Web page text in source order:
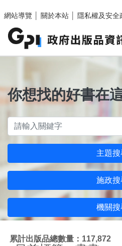
網站導覽
關於本站 隱私權及安全
你想找的好書在
主題
施政搜
機關搜
累計出版品總數量：117,872